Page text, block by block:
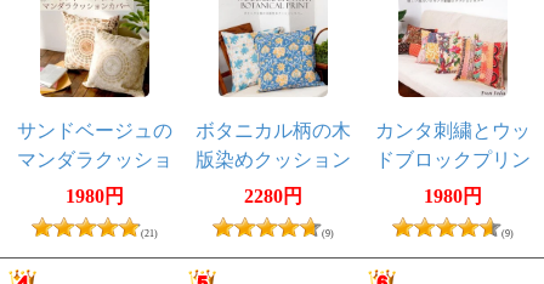
サンドベージュの
マンダラクッショ
ンカバー【約40cm×
約40cm】
1980円
(21)
ボタニカル柄の木
版染めクッション
カバー
2280円
(9)
カンタ刺繍とウッ
ドブロックプリン
トのクッションカ
バー
1980円
(9)